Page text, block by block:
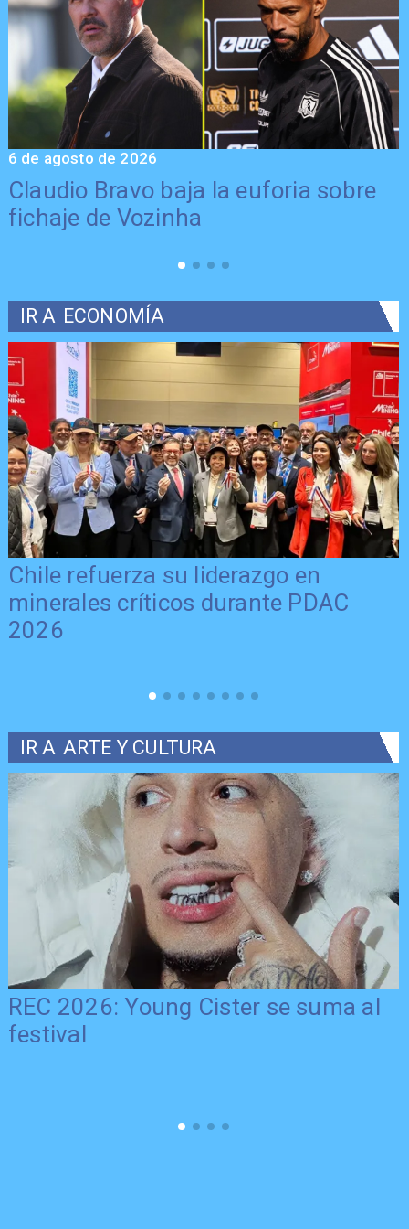
Claudio Bravo baja la euforia sobre
fichaje de Vozinha
6 de agosto de 2026
IR A ECONOMÍA
Chile refuerza su liderazgo en
minerales críticos durante PDAC
2026
IR A ARTE Y CULTURA
REC 2026: Young Cister se suma al
festival